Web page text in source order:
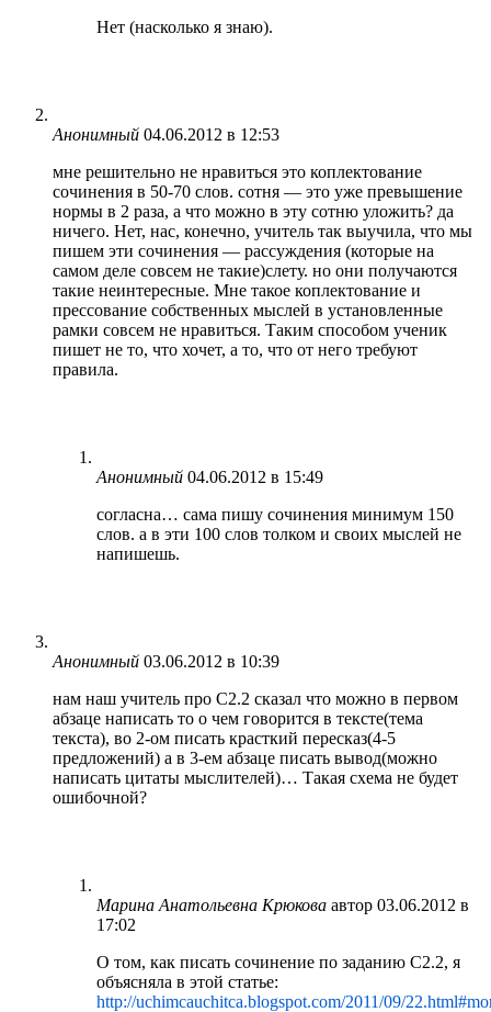
Нет (насколько я знаю).
Анонимный 04.06.2012 в 12:53
мне решительно не нравиться это коплектование
сочинения в 50-70 слов. сотня — это уже превышение
нормы в 2 раза, а что можно в эту сотню уложить? да
ничего. Нет, нас, конечно, учитель так выучила, что мы
пишем эти сочинения — рассуждения (которые на
самом деле совсем не такие)слету. но они получаются
такие неинтересные. Мне такое коплектование и
прессование собственных мыслей в установленные
рамки совсем не нравиться. Таким способом ученик
пишет не то, что хочет, а то, что от него требуют
правила.
Анонимный 04.06.2012 в 15:49
согласна… сама пишу сочинения минимум 150
слов. а в эти 100 слов толком и своих мыслей не
напишешь.
Анонимный 03.06.2012 в 10:39
нам наш учитель про C2.2 сказал что можно в первом
абзаце написать то о чем говорится в тексте(тема
текста), во 2-ом писать красткий пересказ(4-5
предложений) а в 3-ем абзаце писать вывод(можно
написать цитаты мыслителей)… Такая схема не будет
ошибочной?
Марина Анатольевна Крюкова автор 03.06.2012 в
17:02
О том, как писать сочинение по заданию С2.2, я
объясняла в этой статье:
http://uchimcauchitca.blogspot.com/2011/09/